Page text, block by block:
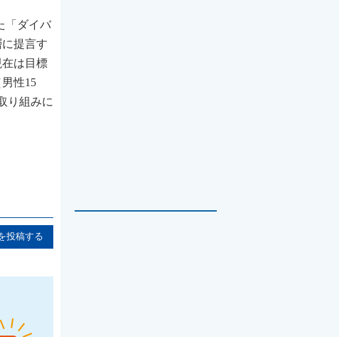
「ダイバ
提言す
は目標
性15
り組みに
投稿する